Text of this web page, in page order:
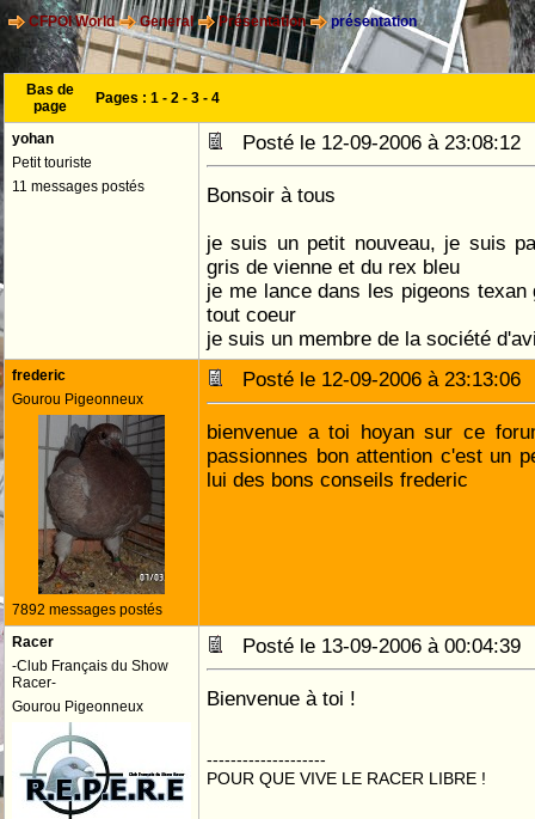
CFPOI World General Présentation présentation
Bas de
page
Pages : 1 - 2 - 3 - 4
yohan
Petit touriste
11 messages postés
Posté le 12-09-2006 à
Bonsoir à tous
je suis un petit nouveau, je suis
gris de vienne et du rex bleu
je me lance dans les pigeons
tout coeur
je suis un membre de la société
frederic
Gourou Pigeonneux
7892 messages postés
Posté le 12-09-2006 à
bienvenue a toi hoyan sur ce
passionnes bon attention c'est un
lui des bons conseils frederic
Racer
-Club Français du Show
Racer-
Gourou Pigeonneux
Posté le 13-09-2006 à
Bienvenue à toi !
--------------------
POUR QUE VIVE LE RACER LIBRE !